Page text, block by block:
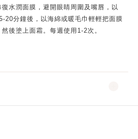
水潤面膜，避開眼睛周圍及嘴唇，以
20分鐘後，以海綿或暖毛巾輕輕把面膜
後塗上面霜。每週使用1-2次。